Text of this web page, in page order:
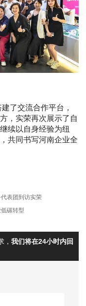
了交流合作平台，
，实荣再次展示了自
续以自身经验为纽
共同书写河南企业全
表团到访实荣
碳转型
， 我们将在24小时内回